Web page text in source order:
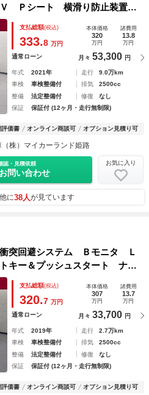
Ｐシート 横滑り防止装置
ＡＣ スマートキ ＬＥＤヘッ
ラ メモリーナビ ＥＴＣ 衝
支払総額(税込)
333.8 万円
本体価格
320
万円
諸費用
13.8
万円
通常ローン 月々 53,300 円
年式 2021年 走行
9.0万km
車検
車検整備付 排気
2500cc
整備
法定整備付 修復
なし
保証
保証付 (12ヶ月・走行無制限)
評価書 オンライン商談可 オプション見積り可
株）マイカーランド姫路
認・見積依頼
問い合わせ
お気に入り
に38人が見ています
突回避システム Ｂモニタ Ｌ
キー＆プッシュスタート ナビ
コン ４ＷＤ車 盗難防止 横
ンオーナー車 ＡＷ ＡＢＳ
支払総額(税込)
320.7 万円
本体価格
307
万円
諸費用
13.7
万円
通常ローン 月々 33,700 円
年式 2019年 走行
2.7万km
車検
車検整備付 排気
2500cc
整備
法定整備付 修復
なし
保証
保証付 (12ヶ月・走行無制限)
評価書 オンライン商談可 オプション見積り可